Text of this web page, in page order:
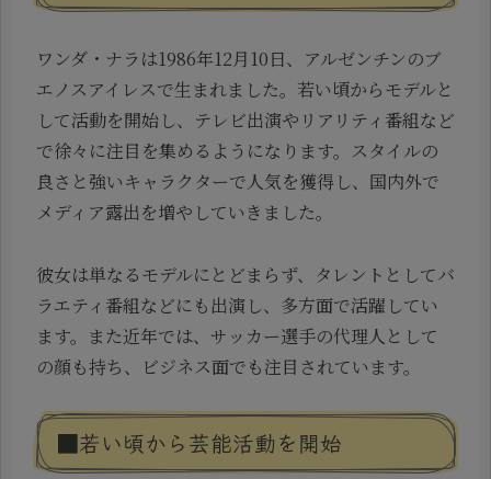
ワンダ・ナラは1986年12月10日、アルゼンチンのブ
エノスアイレスで生まれました。若い頃からモデルと
して活動を開始し、テレビ出演やリアリティ番組など
で徐々に注目を集めるようになります。スタイルの
良さと強いキャラクターで人気を獲得し、国内外で
メディア露出を増やしていきました。
彼女は単なるモデルにとどまらず、タレントとしてバ
ラエティ番組などにも出演し、多方面で活躍してい
ます。また近年では、サッカー選手の代理人として
の顔も持ち、ビジネス面でも注目されています。
■若い頃から芸能活動を開始